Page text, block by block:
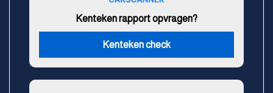
Kenteken rapport opvragen?
Kenteken check